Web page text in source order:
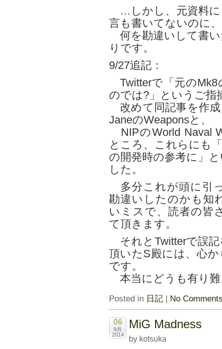
…しかし、元資料に
言も書いてないのに、
何を勘違いして書
りです。
9/27追記：
Twitterで「元のMk8
のでは?」というご指
改めて同記事を作
JaneのWeaponsと、
NIPのWorld Naval
ところ、これらにも
の開発時の参考に」
した。
多分これが頭に引
勘違いしたのかも知
いミスで、読者の皆
て頂きます。
それとTwitterで誤
頂いたS殿には、心
です。
本当にどうも有り
Posted in 日記 | No
06
9月
2014
MiG Madness
by kotsuka